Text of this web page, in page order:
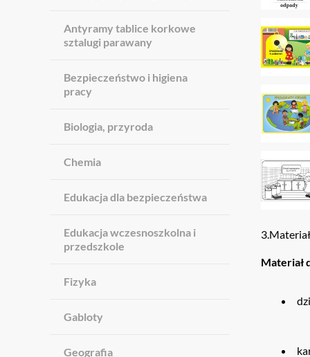
Antyramy tablice korkowe
sztalugi parawany
Bezpieczeństwo i higiena
pracy
Biologia, przyroda
Chemia
Edukacja dla bezpieczeństwa
Edukacja wczesnoszkolna i
przedszkole
Fizyka
Gabloty
Geografia
Materiał